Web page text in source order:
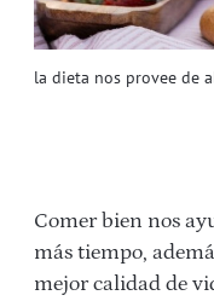
la dieta nos provee de
Comer bien nos
más tiempo,
mejor calidad de